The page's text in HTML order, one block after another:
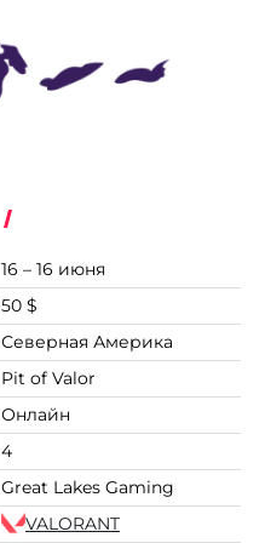
16 – 16 июня
50 $
Северная Америка
Pit of Valor
Онлайн
4
Great Lakes Gaming
VALORANT